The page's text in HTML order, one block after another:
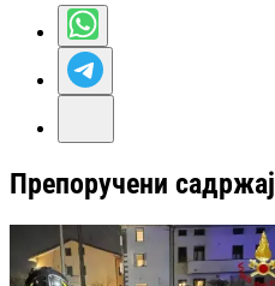
Препоручени садржај